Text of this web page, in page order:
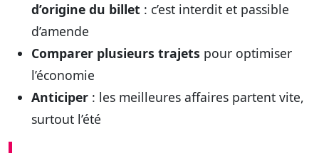
d’origine du billet : c’est interdit et passible
d’amende
Comparer plusieurs trajets pour optimiser
l’économie
Anticiper : les meilleures affaires partent vite,
surtout l’été